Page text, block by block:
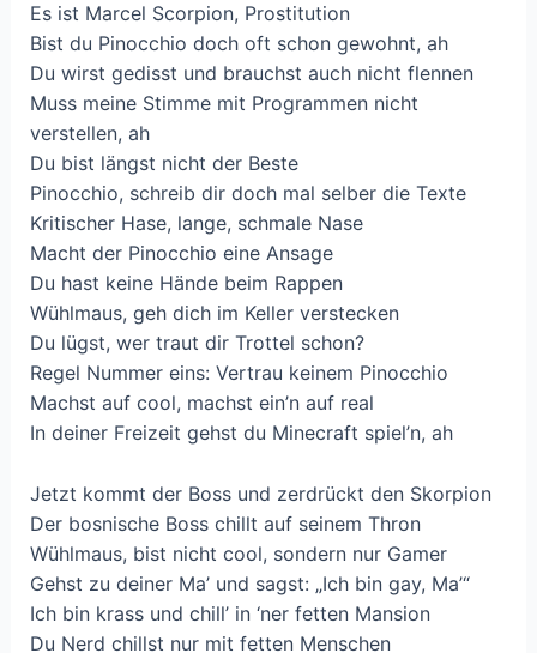
Es ist Marcel Scorpion, Prostitution
Bist du Pinocchio doch oft schon gewohnt, ah
Du wirst gedisst und brauchst auch nicht flennen
Muss meine Stimme mit Programmen nicht
verstellen, ah
Du bist längst nicht der Beste
Pinocchio, schreib dir doch mal selber die Texte
Kritischer Hase, lange, schmale Nase
Macht der Pinocchio eine Ansage
Du hast keine Hände beim Rappen
Wühlmaus, geh dich im Keller verstecken
Du lügst, wer traut dir Trottel schon?
Regel Nummer eins: Vertrau keinem Pinocchio
Machst auf cool, machst ein’n auf real
In deiner Freizeit gehst du Minecraft spiel’n, ah
Jetzt kommt der Boss und zerdrückt den Skorpion
Der bosnische Boss chillt auf seinem Thron
Wühlmaus, bist nicht cool, sondern nur Gamer
Gehst zu deiner Ma’ und sagst: „Ich bin gay, Ma’“
Ich bin krass und chill’ in ‘ner fetten Mansion
Du Nerd chillst nur mit fetten Menschen